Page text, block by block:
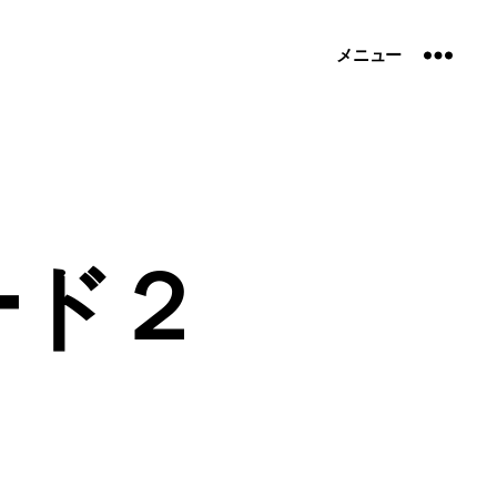
メニュー
２